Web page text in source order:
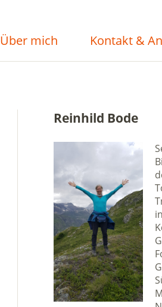
Über mich Kontakt &
Reinhild Bode